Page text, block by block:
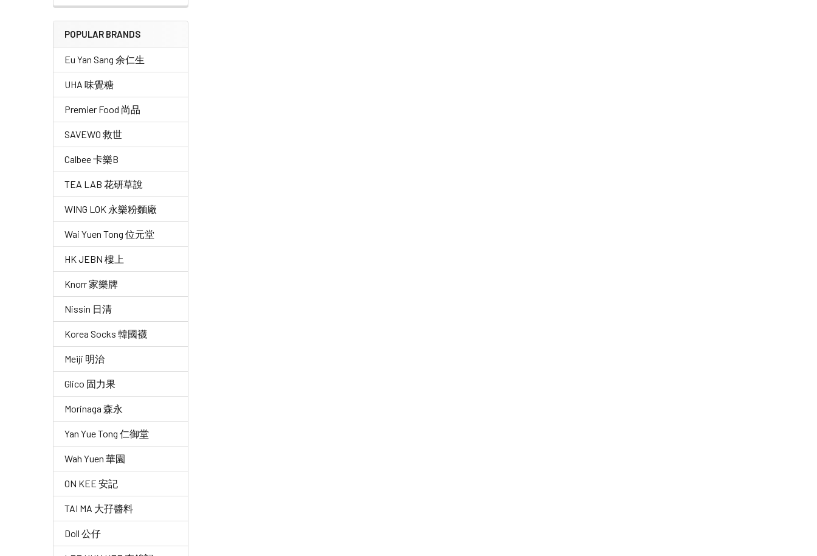
POPULAR BRANDS
Eu Yan Sang 余仁生
UHA 味覺糖
Premier Food 尚品
SAVEWO 救世
Calbee 卡樂B
TEA LAB 花研草說
WING LOK 永樂粉麵廠
Wai Yuen Tong 位元堂
HK JEBN 樓上
Knorr 家樂牌
Nissin 日清
Korea Socks 韓國襪
Meiji 明治
Glico 固力果
Morinaga 森永
Yan Yue Tong 仁御堂
Wah Yuen 華園
ON KEE 安記
TAI MA 大孖醬料
Doll 公仔